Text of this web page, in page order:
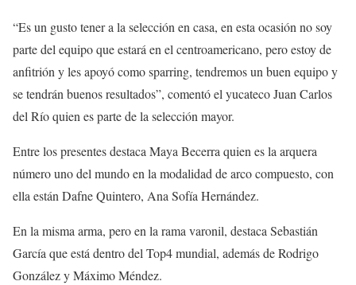
“Es un gusto tener a la selección en casa, en esta ocasión no soy
parte del equipo que estará en el centroamericano, pero estoy de
anfitrión y les apoyó como sparring, tendremos un buen equipo y
se tendrán buenos resultados”, comentó el yucateco Juan Carlos
del Río quien es parte de la selección mayor.
Entre los presentes destaca Maya Becerra quien es la arquera
número uno del mundo en la modalidad de arco compuesto, con
ella están Dafne Quintero, Ana Sofía Hernández.
En la misma arma, pero en la rama varonil, destaca Sebastián
García que está dentro del Top4 mundial, además de Rodrigo
González y Máximo Méndez.